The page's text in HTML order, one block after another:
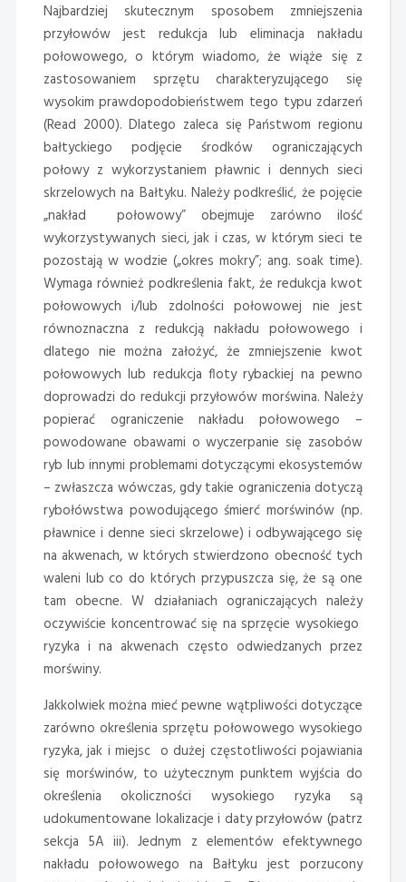
Najbardziej skutecznym sposobem zmniejszenia
przyłowów jest redukcja lub eliminacja nakładu
połowowego, o którym wiadomo, że wiąże się z
zastosowaniem sprzętu charakteryzującego się
wysokim prawdopodobieństwem tego typu zdarzeń
(Read 2000). Dlatego zaleca się Państwom regionu
bałtyckiego podjęcie środków ograniczających
połowy z wykorzystaniem pławnic i dennych sieci
skrzelowych na Bałtyku. Należy podkreślić, że pojęcie
„nakład połowowy” obejmuje zarówno ilość
wykorzystywanych sieci, jak i czas, w którym sieci te
pozostają w wodzie („okres mokry”; ang. soak time).
Wymaga również podkreślenia fakt, że redukcja kwot
połowowych i/lub zdolności połowowej nie jest
równoznaczna z redukcją nakładu połowowego i
dlatego nie można założyć, że zmniejszenie kwot
połowowych lub redukcja floty rybackiej na pewno
doprowadzi do redukcji przyłowów morświna. Należy
popierać ograniczenie nakładu połowowego –
powodowane obawami o wyczerpanie się zasobów
ryb lub innymi problemami dotyczącymi ekosystemów
– zwłaszcza wówczas, gdy takie ograniczenia dotyczą
rybołówstwa powodującego śmierć morświnów (np.
pławnice i denne sieci skrzelowe) i odbywającego się
na akwenach, w których stwierdzono obecność tych
waleni lub co do których przypuszcza się, że są one
tam obecne. W działaniach ograniczających należy
oczywiście koncentrować się na sprzęcie wysokiego
ryzyka i na akwenach często odwiedzanych przez
morświny.
Jakkolwiek można mieć pewne wątpliwości dotyczące
zarówno określenia sprzętu połowowego wysokiego
ryzyka, jak i miejsc o dużej częstotliwości pojawiania
się morświnów, to użytecznym punktem wyjścia do
określenia okoliczności wysokiego ryzyka są
udokumentowane lokalizacje i daty przyłowów (patrz
sekcja 5A iii). Jednym z elementów efektywnego
nakładu połowowego na Bałtyku jest porzucony